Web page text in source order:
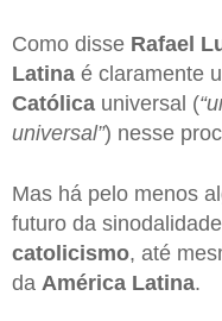
Como disse Rafael
Latina é claramente
Católica universal (
universal”) nesse
Mas há pelo menos
futuro da
catolicismo, até
da América Latina.